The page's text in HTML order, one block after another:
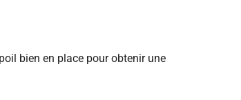
bien en place pour obtenir une